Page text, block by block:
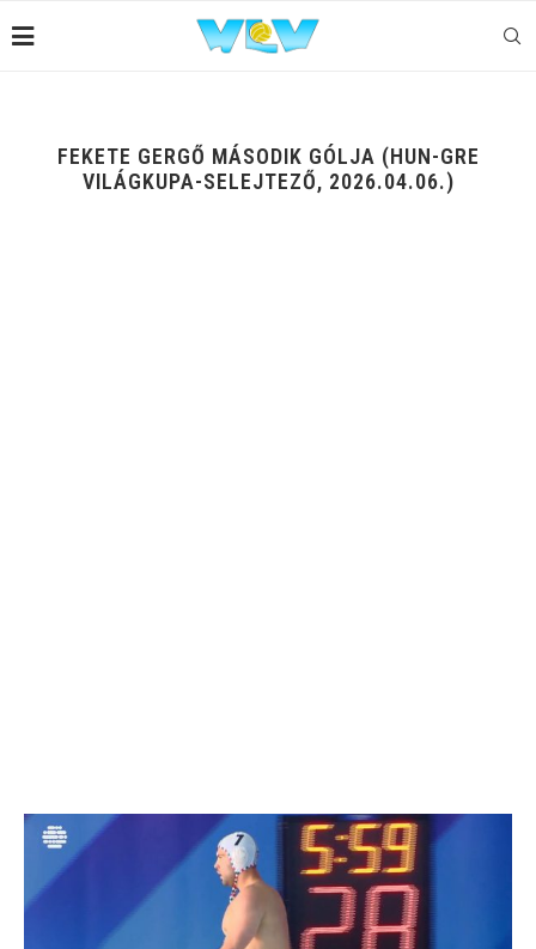
FEKETE GERGŐ MÁSODIK GÓLJA (HUN-GRE
VILÁGKUPA-SELEJTEZŐ, 2026.04.06.)